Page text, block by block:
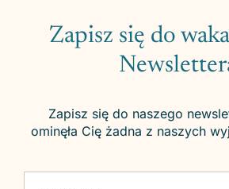
Zapisz się do
Zapisz się do naszego
ominęła Cię żadna z naszych